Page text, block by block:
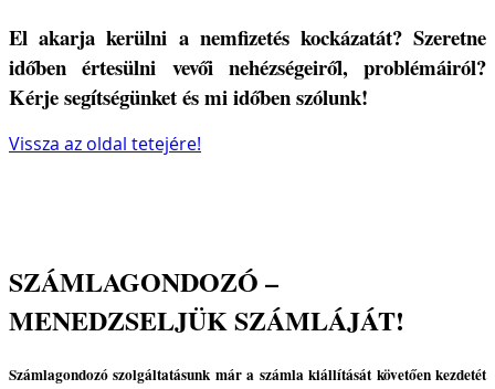
El akarja kerülni a nemfizetés kockázatát? Szeretne
időben értesülni vevői nehézségeiről, problémáiról?
Kérje segítségünket és mi időben szólunk!
Vissza az oldal tetejére!
SZÁMLAGONDOZÓ –
MENEDZSELJÜK SZÁMLÁJÁT!
Számlagondozó szolgáltatásunk már a számla kiállítását követően kezdetét